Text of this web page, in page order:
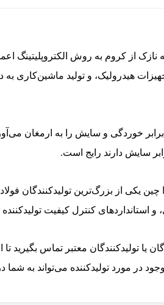
یک لایه نازک از کروم به روش
هیدرولیک، و تولید ماشین‌کاری به
خوردگی و سایش را به ارمغان
سایش دارند رایج است.
یکی از بزرگ‌ترین تولیدکنندگان
و استانداردهای کنترل کیفیت
بخواهید با تامین‌کنندگان یا تولیدکنندگان
در مورد تولیدکننده می‌تواند به